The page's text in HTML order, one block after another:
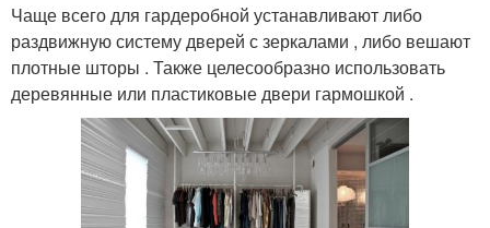
Чаще всего для гардеробной устанавливают либо
раздвижную систему дверей с зеркалами , либо вешают
плотные шторы . Также целесообразно использовать
деревянные или пластиковые двери гармошкой .